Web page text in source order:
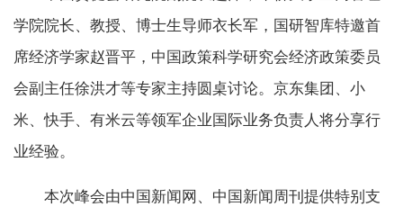
学院院长、教授、博士生导师衣长军，国研智库特邀首
席经济学家赵晋平，中国政策科学研究会经济政策委员
会副主任徐洪才等专家主持圆桌讨论。京东集团、小
米、快手、有米云等领军企业国际业务负责人将分享行
业经验。
本次峰会由中国新闻网、中国新闻周刊提供特别支